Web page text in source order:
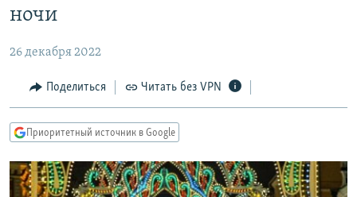
содержанию
навигации
Вернутся
КУЛЬТУРА
IDEL.РЕАЛИИ
КАВКАЗ.РЕАЛИИ
СИБИРЬ.РЕАЛИИ
ночи
26 декабря 2022
Поделиться Читать без VPN
Приоритетный источник в Google